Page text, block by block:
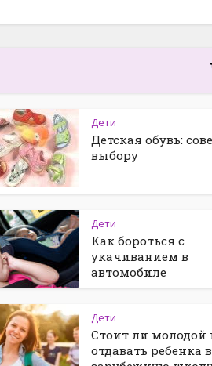
Дети
Детская обувь:
выбору
Дети
Как бороться с
укачиванием в
автомобиле
Дети
Стоит ли молодой
отдавать ребенка в